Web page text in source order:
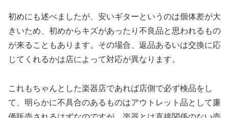
初めにも述べましたが、安いギターというのは個体差が大
きいため、初めからキズがあったり不良品と思われるもの
が来ることもあります。その場合、返品あるいは交換に応
じてくれるかは店によって対応が異なります。
これもちゃんとした楽器店であれば店側で必ず検品をし
て、明らかに不具合のあるものはアウトレット品として廉